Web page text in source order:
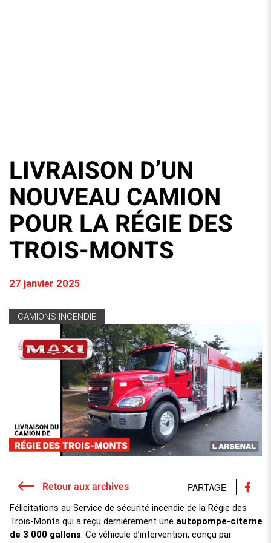
LIVRAISON D’UN
NOUVEAU CAMION
POUR LA RÉGIE DES
TROIS-MONTS
27 janvier 2025
CAMIONS INCENDIE
Retour aux archives PARTAGE
Félicitations au Service de sécurité incendie de la Régie des
Trois-Monts qui a reçu dernièrement une autopompe-citerne
de 3 000 gallons. Ce véhicule d’intervention, conçu par